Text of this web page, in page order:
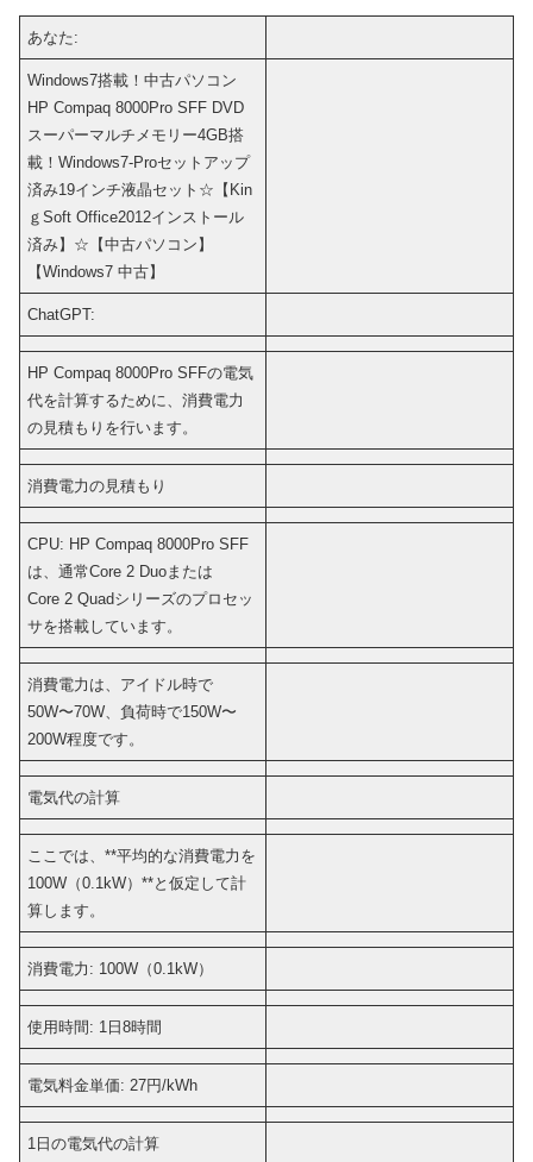
あなた:
Windows7搭載！中古パソコン
HP Compaq 8000Pro SFF DVD
スーパーマルチメモリー4GB搭
載！Windows7-Proセットアップ
済み19インチ液晶セット☆【Kin
ｇSoft Office2012インストール
済み】☆【中古パソコン】
【Windows7 中古】
ChatGPT:
HP Compaq 8000Pro SFFの電気
代を計算するために、消費電力
の見積もりを行います。
消費電力の見積もり
CPU: HP Compaq 8000Pro SFF
は、通常Core 2 Duoまたは
Core 2 Quadシリーズのプロセッ
サを搭載しています。
消費電力は、アイドル時で
50W〜70W、負荷時で150W〜
200W程度です。
電気代の計算
ここでは、**平均的な消費電力を
100W（0.1kW）**と仮定して計
算します。
消費電力: 100W（0.1kW）
使用時間: 1日8時間
電気料金単価: 27円/kWh
1日の電気代の計算